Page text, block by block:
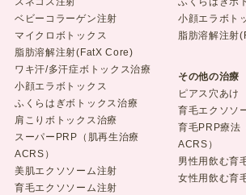
ベビーコラーゲン注射
マイクロボトックス
脂肪溶解注射(FatX Core)
ワキ汗/多汗症ボトックス治療
小顔エラボトックス
ふくらはぎボトックス治療
肩こりボトックス治療
スーパーPRP（肌再生治療
ACRS）
美肌エクソソーム注射
育毛エクソソーム注射
小顔エラボト
脂肪溶解注射
その他の治療
ピアス穴あけ
育毛エクソソ
育毛PRP療法
ACRS）
男性用飲む育
女性用飲む育